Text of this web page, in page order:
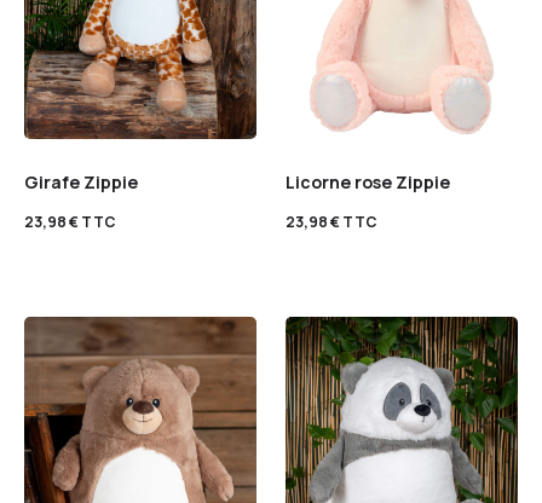
Girafe Zippie
23,98€TTC
Licorne rose Zippie
23,98€TTC